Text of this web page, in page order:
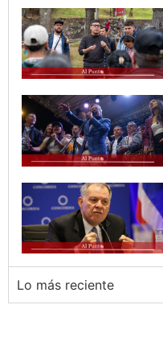
Lo más reciente